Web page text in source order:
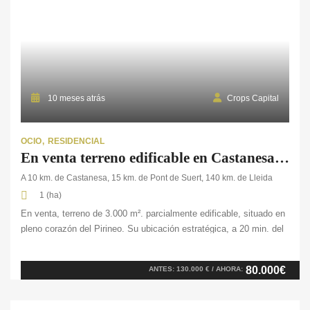
10 meses atrás Crops Capital
OCIO RESIDENCIAL
En venta terreno edificable en Castanesa (Pirineo)
A 10 km. de Castanesa, 15 km. de Pont de Suert, 140 km. de Lleida
1 (ha)
En venta, terreno de 3.000 m². parcialmente edificable, situado en
pleno corazón del Pirineo. Su ubicación estratégica, a 20 min. del
actualmente en construcción y con previsión de abertura para la
próxima temporada, lo convierte en una oportunidad única para
ANTES: 130.000 € / AHORA: 80.000€